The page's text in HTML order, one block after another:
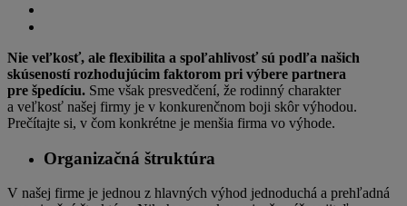
Nie veľkosť, ale flexibilita a spoľahlivosť sú podľa našich
skúseností rozhodujúcim faktorom pri výbere partnera
pre špedíciu. Sme však presvedčení, že rodinný charakter
a veľkosť našej firmy je v konkurenčnom boji skôr výhodou.
Prečítajte si, v čom konkrétne je menšia firma vo výhode.
Organizačná štruktúra
V našej firme je jednou z hlavných výhod jednoduchá a prehľadná